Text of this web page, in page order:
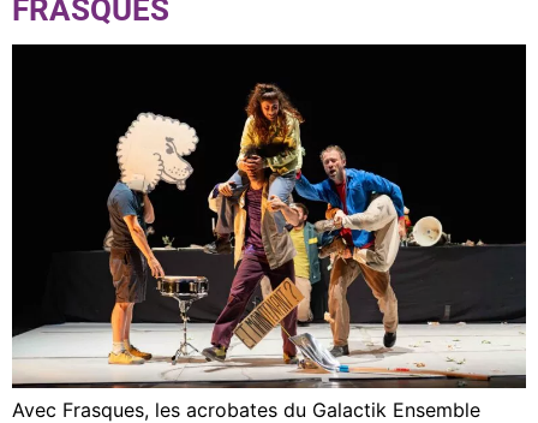
FRASQUES
Avec Frasques, les acrobates du Galactik Ensemble